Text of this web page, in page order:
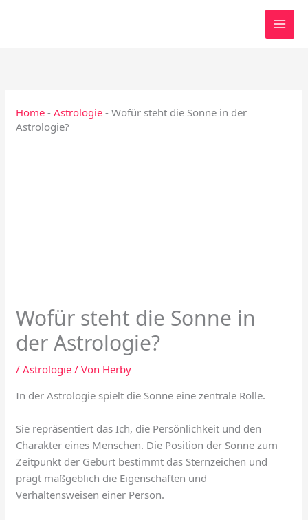
Home -Astrologie -Wofür steht die Sonne in der
Astrologie?
Wofür steht die Sonne in
der Astrologie?
/Astrologie / Von Herby
In der Astrologie spielt die Sonne eine zentrale Rolle.
Sie repräsentiert das Ich, die Persönlichkeit und den
Charakter eines Menschen. Die Position der Sonne zum
Zeitpunkt der Geburt bestimmt das Sternzeichen und
prägt maßgeblich die Eigenschaften und
Verhaltensweisen einer Person.